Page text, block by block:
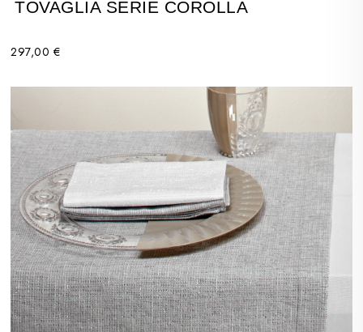
TOVAGLIA SERIE COROLLA
297,00 €